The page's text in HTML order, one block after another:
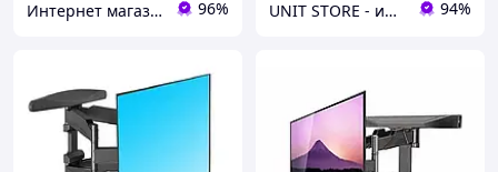
Интернет магазин «Smart Life» 96% UNIT STORE - интернет-магазин для всей семьи 94%